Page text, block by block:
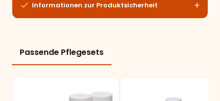
Informationen zur Produktsicherheit
Passende Pflegesets